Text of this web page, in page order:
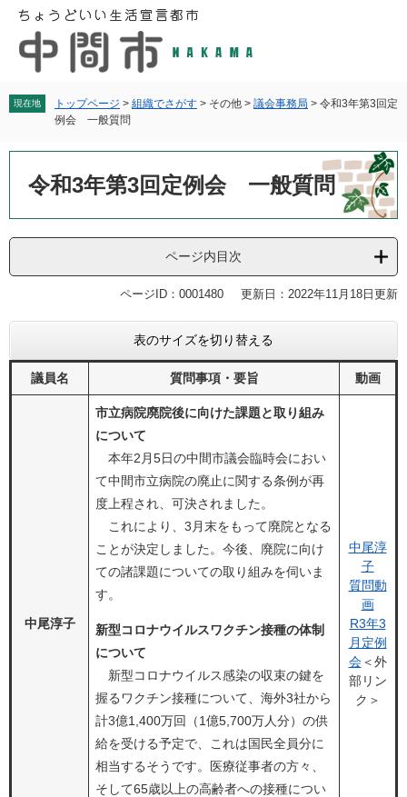
へ
現在地 トップページ > 組織でさがす > その他 > 議会事務局 > 令和3年第3回定
例会 一般質問
令和3年第3回定例会 一般質問
ページ内目次
ページID：0001480 更新日：2022年11月18日更新
表のサイズを切り替える
議員名 質問事項・要旨 動画
中尾淳子
市立病院廃院後に向けた課題と取り組み
について
本年2月5日の中間市議会臨時会におい
て中間市立病院の廃止に関する条例が再
度上程され、可決されました。
これにより、3月末をもって廃院となる
ことが決定しました。今後、廃院に向け
ての諸課題についての取り組みを伺いま
す。
新型コロナウイルスワクチン接種の体制
について
新型コロナウイルス感染の収束の鍵を
握るワクチン接種について、海外3社から
計3億1,400万回（1億5,700万人分）の供
給を受ける予定で、これは国民全員分に
相当するそうです。医療従事者の方々、
そして65歳以上の高齢者への接種につい
中尾淳
子
質問動
画
R3年3
月定例
会＜外
部リン
ク＞